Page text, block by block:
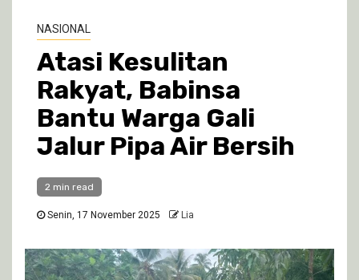
NASIONAL
Atasi Kesulitan
Rakyat, Babinsa
Bantu Warga Gali
Jalur Pipa Air Bersih
2 min read
Senin, 17 November 2025 Lia